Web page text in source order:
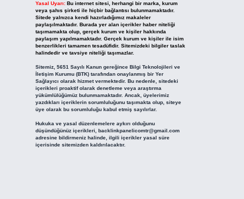
Yasal Uyarı: Bu internet sitesi, herhangi bir marka, kurum
veya şahıs şirketi ile hiçbir bağlantısı bulunmamaktadır.
Sitede yalnızca kendi hazırladığımız makaleler
paylaşılmaktadır. Burada yer alan içerikler haber niteliği
taşımamakta olup, gerçek kurum ve kişiler hakkında
paylaşım yapılmamaktadır. Gerçek kurum ve kişiler ile isim
benzerlikleri tamamen tesadüfidir. Sitemizdeki bilgiler taslak
halindedir ve tavsiye niteliği taşımazlar.
Sitemiz, 5651 Sayılı Kanun gereğince Bilgi Teknolojileri ve
İletişim Kurumu (BTK) tarafından onaylanmış bir Yer
Sağlayıcı olarak hizmet vermektedir. Bu nedenle, sitedeki
içerikleri proaktif olarak denetleme veya araştırma
yükümlülüğümüz bulunmamaktadır. Ancak, üyelerimiz
yazdıkları içeriklerin sorumluluğunu taşımakta olup, siteye
üye olarak bu sorumluluğu kabul etmiş sayılırlar.
Hukuka ve yasal düzenlemelere aykırı olduğunu
düşündüğünüz içerikleri, backlinkpanelicomtr@gmail.com
adresine bildirmeniz halinde, ilgili içerikler yasal süre
içerisinde sitemizden kaldırılacaktır.